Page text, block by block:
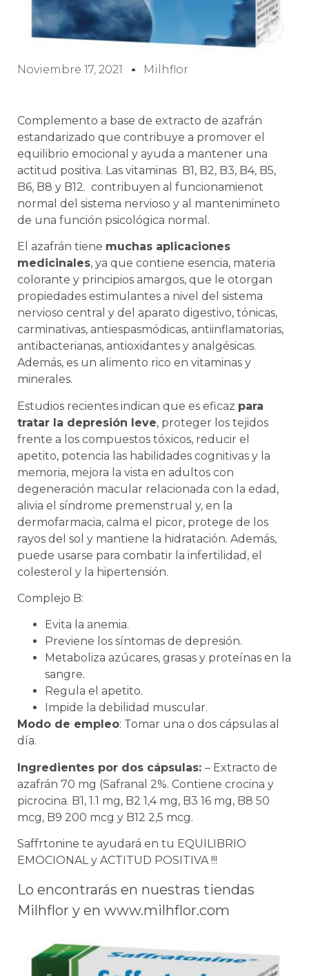
Noviembre 17, 2021 Milhflor
Complemento a base de extracto de azafrán
estandarizado que contribuye a promover el
equilibrio emocional y ayuda a mantener una
actitud positiva. Las vitaminas B1, B2, B3, B4, B5,
B6, B8 y B12. contribuyen al funcionamienot
normal del sistema nervioso y al mantenimineto
de una función psicológica normal.
El azafrán tiene muchas aplicaciones
medicinales, ya que contiene esencia, materia
colorante y principios amargos, que le otorgan
propiedades estimulantes a nivel del sistema
nervioso central y del aparato digestivo, tónicas,
carminativas, antiespasmódicas, antiinflamatorias,
antibacterianas, antioxidantes y analgésicas.
Además, es un alimento rico en vitaminas y
minerales.
Estudios recientes indican que es eficaz para
tratar la depresión leve, proteger los tejidos
frente a los compuestos tóxicos, reducir el
apetito, potencia las habilidades cognitivas y la
memoria, mejora la vista en adultos con
degeneración macular relacionada con la edad,
alivia el síndrome premenstrual y, en la
dermofarmacia, calma el picor, protege de los
rayos del sol y mantiene la hidratación. Además,
puede usarse para combatir la infertilidad, el
colesterol y la hipertensión.
Complejo B:
Evita la anemia.
Previene los síntomas de depresión.
Metaboliza azúcares, grasas y proteínas en la
sangre.
Regula el apetito.
Impide la debilidad muscular.
Modo de empleo: Tomar una o dos cápsulas al
día.
Ingredientes por dos cápsulas: – Extracto de
azafrán 70 mg (Safranal 2%. Contiene crocina y
picrocina. B1, 1.1 mg, B2 1,4 mg, B3 16 mg, B8 50
mcg, B9 200 mcg y B12 2,5 mcg.
Saffrtonine te ayudará en tu EQUILIBRIO
EMOCIONAL y ACTITUD POSITIVA !!!
Lo encontrarás en nuestras tiendas
Milhflor y en www.milhflor.com